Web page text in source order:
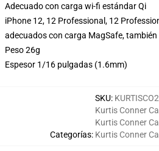
Adecuado con carga wi-fi estándar Qi
iPhone 12, 12 Professional, 12
adecuados con carga MagSafe, también
Peso 26g
Espesor 1/16 pulgadas (1.6mm)
SKU:
Categorías:
Kurtis Conner
Kurtis Conner
Kurtis Conner